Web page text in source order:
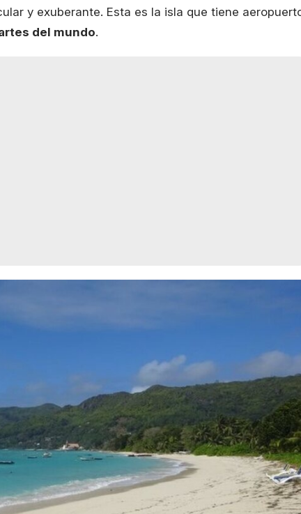
y exuberante. Esta es la isla que tiene
del mundo.